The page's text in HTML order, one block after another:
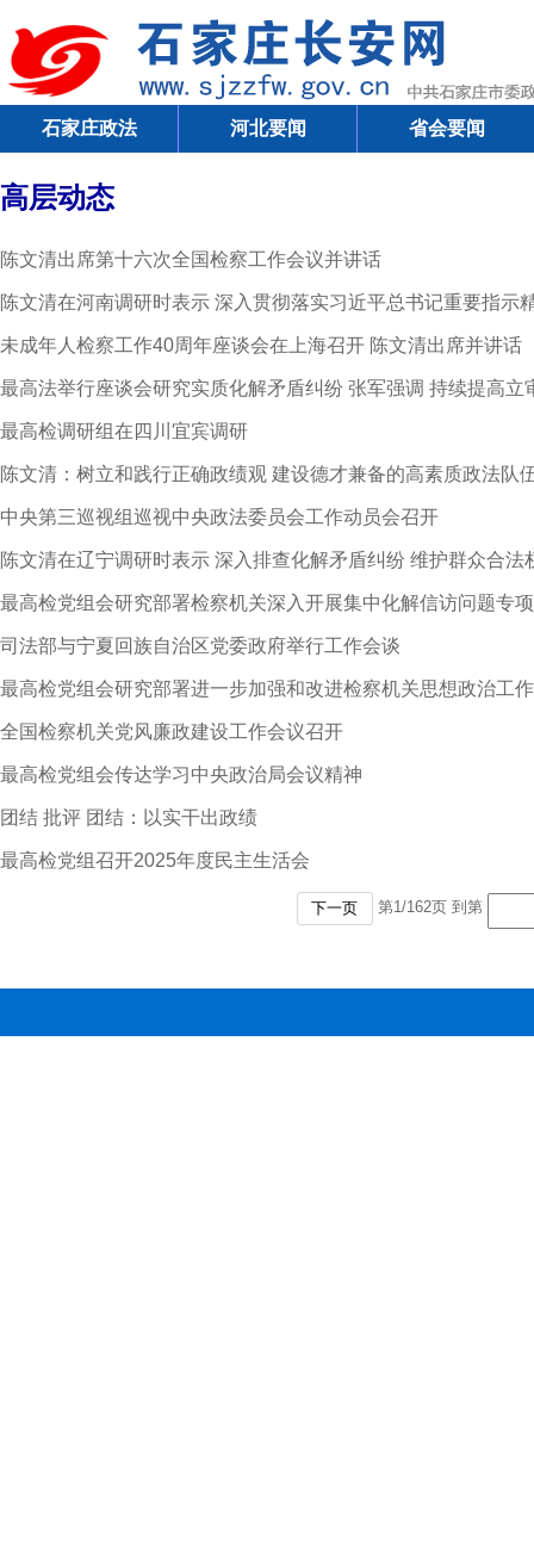
石家庄政法 河北要闻 省会要闻
高层动态
陈文清出席第十六次全国检察工作会议并讲话
陈文清在河南调研时表示 深入贯彻落实习近平总书记重要指示
未成年人检察工作40周年座谈会在上海召开 陈文清出席并讲话
最高法举行座谈会研究实质化解矛盾纠纷 张军强调 持续提高
最高检调研组在四川宜宾调研
陈文清：树立和践行正确政绩观 建设德才兼备的高素质政法队
中央第三巡视组巡视中央政法委员会工作动员会召开
陈文清在辽宁调研时表示 深入排查化解矛盾纠纷 维护群众合法
最高检党组会研究部署检察机关深入开展集中化解信访问题专
司法部与宁夏回族自治区党委政府举行工作会谈
最高检党组会研究部署进一步加强和改进检察机关思想政治工作
全国检察机关党风廉政建设工作会议召开
最高检党组会传达学习中央政治局会议精神
团结 批评 团结：以实干出政绩
最高检党组召开2025年度民主生活会
下一页 第1/162页 到第